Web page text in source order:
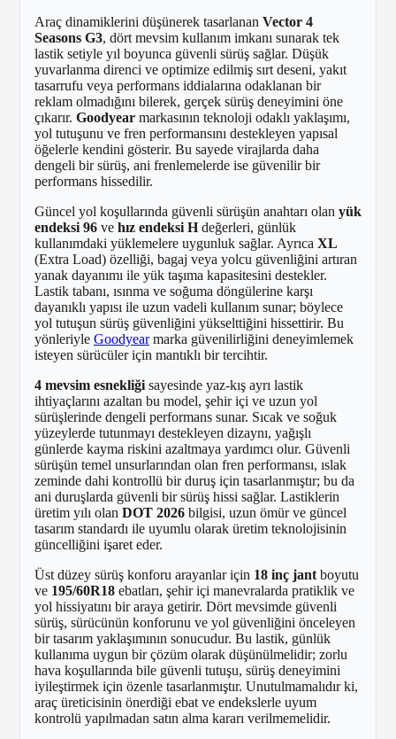
Araç dinamiklerini düşünerek tasarlanan Vector 4
Seasons G3, dört mevsim kullanım imkanı sunarak tek
lastik setiyle yıl boyunca güvenli sürüş sağlar. Düşük
yuvarlanma direnci ve optimize edilmiş sırt deseni, yakıt
tasarrufu veya performans iddialarına odaklanan bir
reklam olmadığını bilerek, gerçek sürüş deneyimini öne
çıkarır. Goodyear markasının teknoloji odaklı yaklaşımı,
yol tutuşunu ve fren performansını destekleyen yapısal
öğelerle kendini gösterir. Bu sayede virajlarda daha
dengeli bir sürüş, ani frenlemelerde ise güvenilir bir
performans hissedilir.
Güncel yol koşullarında güvenli sürüşün anahtarı olan yük
endeksi 96 ve hız endeksi Hdeğerleri, günlük
kullanımdaki yüklemelere uygunluk sağlar. Ayrıca XL
(Extra Load) özelliği, bagaj veya yolcu güvenliğini artıran
yanak dayanımı ile yük taşıma kapasitesini destekler.
Lastik tabanı, ısınma ve soğuma döngülerine karşı
dayanıklı yapısı ile uzun vadeli kullanım sunar; böylece
yol tutuşun sürüş güvenliğini yükselttiğini hissettirir. Bu
yönleriyle Goodyearmarka güvenilirliğini deneyimlemek
isteyen sürücüler için mantıklı bir tercihtir.
4 mevsim esnekliği sayesinde yaz-kış ayrı lastik
ihtiyaçlarını azaltan bu model, şehir içi ve uzun yol
sürüşlerinde dengeli performans sunar. Sıcak ve soğuk
yüzeylerde tutunmayı destekleyen dizaynı, yağışlı
günlerde kayma riskini azaltmaya yardımcı olur. Güvenli
sürüşün temel unsurlarından olan fren performansı, ıslak
zeminde dahi kontrollü bir duruş için tasarlanmıştır; bu da
ani duruşlarda güvenli bir sürüş hissi sağlar. Lastiklerin
üretim yılı olan DOT 2026 bilgisi, uzun ömür ve güncel
tasarım standardı ile uyumlu olarak üretim teknolojisinin
güncelliğini işaret eder.
Üst düzey sürüş konforu arayanlar için 18 inç jant boyutu
ve 195/60R18 ebatları, şehir içi manevralarda pratiklik ve
yol hissiyatını bir araya getirir. Dört mevsimde güvenli
sürüş, sürücünün konforunu ve yol güvenliğini önceleyen
bir tasarım yaklaşımının sonucudur. Bu lastik, günlük
kullanıma uygun bir çözüm olarak düşünülmelidir; zorlu
hava koşullarında bile güvenli tutuşu, sürüş deneyimini
iyileştirmek için özenle tasarlanmıştır. Unutulmamalıdır ki,
araç üreticisinin önerdiği ebat ve endekslerle uyum
kontrolü yapılmadan satın alma kararı verilmemelidir.